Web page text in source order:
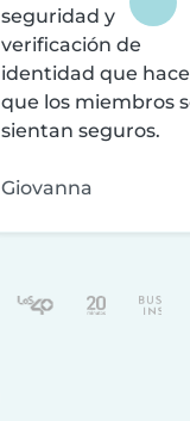
seguridad y
verificación de
identidad que
que los miembros
sientan seguros.
Giovanna